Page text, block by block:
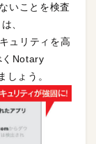
いことを検査
、
ュリティを高
くNotary
ょう。